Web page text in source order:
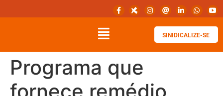
SINIDICALIZE-SE
Programa que